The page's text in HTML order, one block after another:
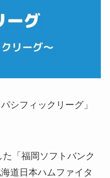
シフィックリーグ」
「福岡ソフトバンク
道日本ハムファイタ